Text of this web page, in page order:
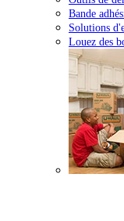
Bande
Solutions
Louez des